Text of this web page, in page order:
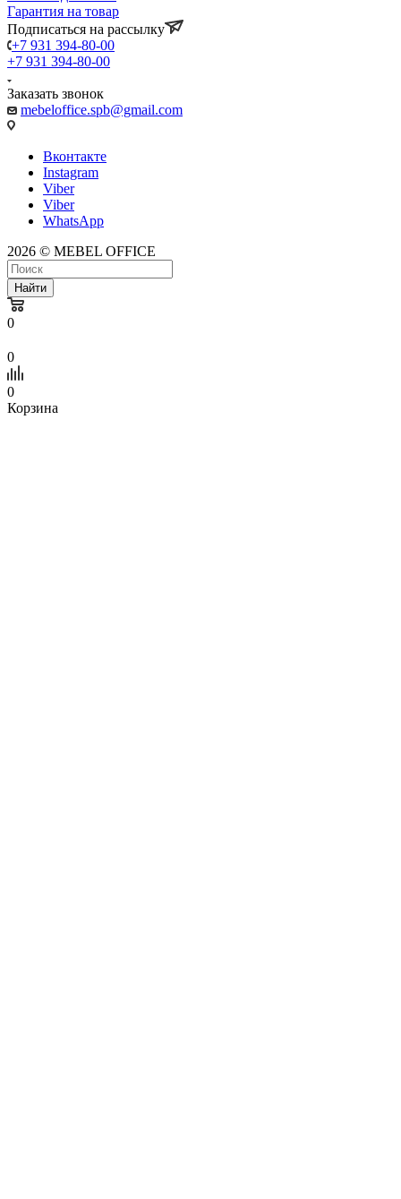
Гарантия на товар
Подписаться на рассылку
+7 931 394-80-00
+7 931 394-80-00
Заказать звонок
mebeloffice.spb@gmail.com
Вконтакте
Instagram
Viber
Viber
WhatsApp
2026 © MEBEL OFFICE
Найти
0
0
0
Корзина